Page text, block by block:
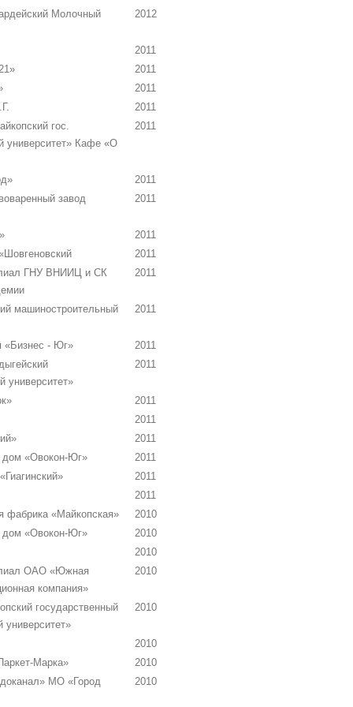
Молочный 2012
2011
2011
2011
2011
гос.
университет» Кафе «О
2011
2011
завод
2011
2011
2011
ГНУ ВНИИЦ и СК
2011
машиностроительный 2011
- Юг»
2011
университет»
2011
2011
2011
2011
«Овокон-Юг»
2011
2011
2011
фабрика «Майкопская»
2010
«Овокон-Юг»
2010
2010
ОАО «Южная
компания»
2010
государственный
университет»
2010
2010
Марка»
2010
МО «Город
2010